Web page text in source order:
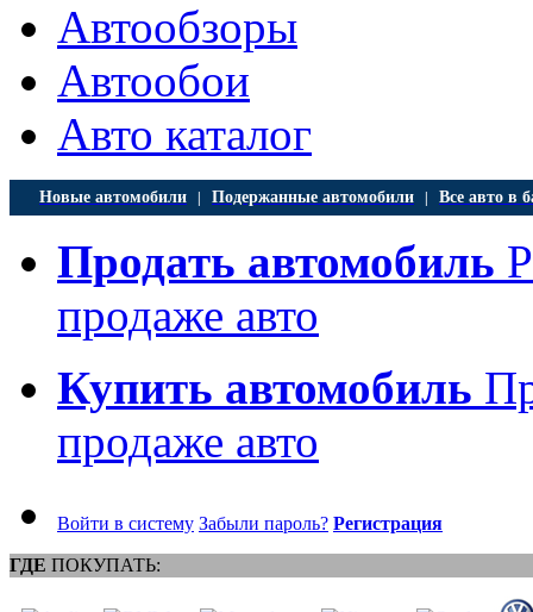
Автообзоры
Автообои
Авто каталог
Новые автомобили Подержанные автомобили Все авто в
Продать автомобиль
продаже авто
Купить автомобиль
продаже авто
Войти в систему Забыли пароль? Регистрация
ГДЕ ПОКУПАТЬ: